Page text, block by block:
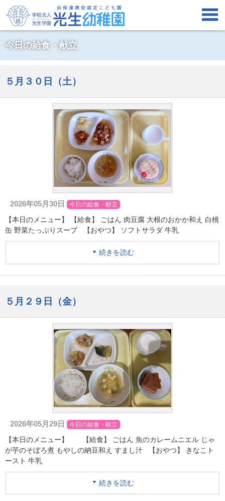

今日の給食・献立
５月３０日（土）
2026年05月30日 今日の給食・献立
【本日のメニュー】 【給食】 ごはん 肉豆腐 大根のおかか和え 白桃
缶 野菜たっぷりスープ 【おやつ】 ソフトサラダ 牛乳
続きを読む
５月２９日（金）
2026年05月29日 今日の給食・献立
【本日のメニュー】 【給食】 ごはん 魚のカレームニエル じゃ
が芋のそぼろ煮 もやしの納豆和え すまし汁 【おやつ】 きなこト
ースト 牛乳
続きを読む